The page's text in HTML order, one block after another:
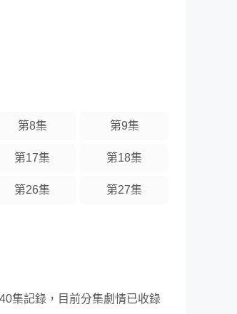
第8集 第9集
第17集 第18集
第26集 第27集
集記錄，目前分集劇情已收錄